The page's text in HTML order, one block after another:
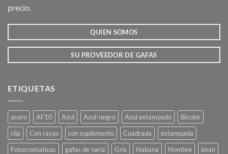
precio.
QUIEN SOMOS
SU PROVEEDOR DE GAFAS
ETIQUETAS
acero AF10 Azul Azul-negro Azul estampado
Bicolor
clip
Con rayas con suplemento Cuadrada
estampada
Fotocromaticas
gafas de nariz Gris Habana Hombre
iman